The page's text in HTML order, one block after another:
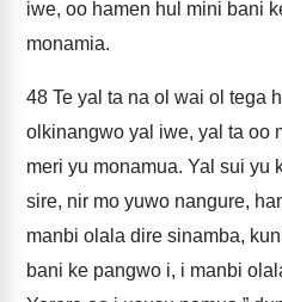
iwe, oo hamen hul mini bani
monamia.
48 Te yal ta na ol wai ol tega
olkinangwo yal iwe, yal ta oo
meri yu monamua. Yal sui yu
sire, nir mo yuwo nangure,
manbi olala dire sinamba,
bani ke pangwo i, i manbi